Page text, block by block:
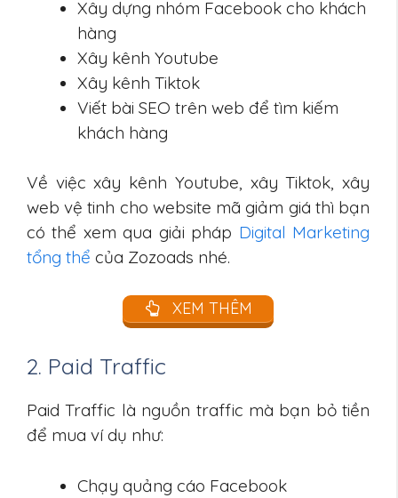
Xây dựng nhóm Facebook cho khách
hàng
Xây kênh Youtube
Xây kênh Tiktok
Viết bài SEO trên web để tìm kiếm
khách hàng
Về việc xây kênh Youtube, xây Tiktok, xây
web vệ tinh cho website mã giảm giá thì bạn
có thể xem qua giải pháp Digital Marketing
tổng thể của Zozoads nhé.
XEM THÊM
2. Paid Traffic
Paid Traffic là nguồn traffic mà bạn bỏ tiền
để mua ví dụ như:
Chạy quảng cáo Facebook